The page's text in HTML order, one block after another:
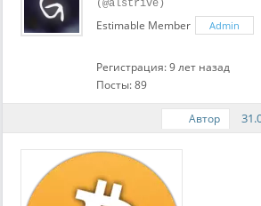
(@alstrive)
Estimable Member Admin
Регистрация: 9 лет назад
Посты: 89
Автор